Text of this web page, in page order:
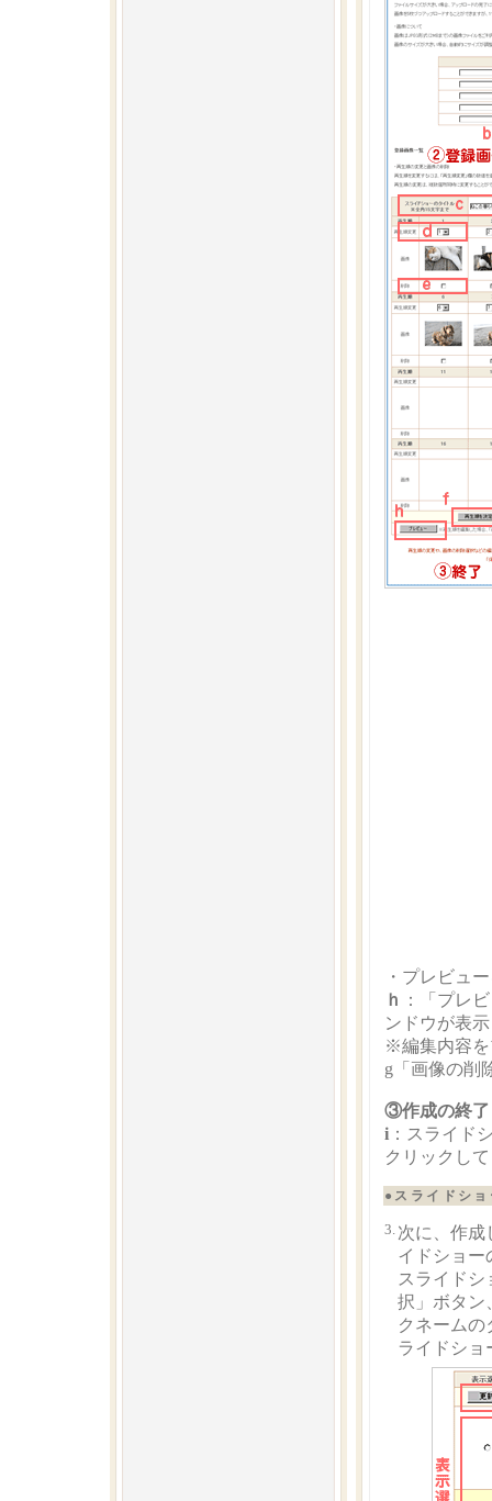
・プレビュ
ｈ
：「プレ
ンドウが表
※編集内容を
g「画像の削
③作成の終了
i ：スライド
クリックし
●スライドシ
3. 次に、作成
イドショー
スライド
択」ボタン
クネーム
ライドショ